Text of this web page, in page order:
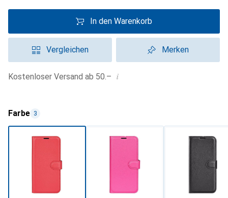
In den Warenkorb
Vergleichen Merken
Kostenloser Versand ab 50.– i
Farbe 3